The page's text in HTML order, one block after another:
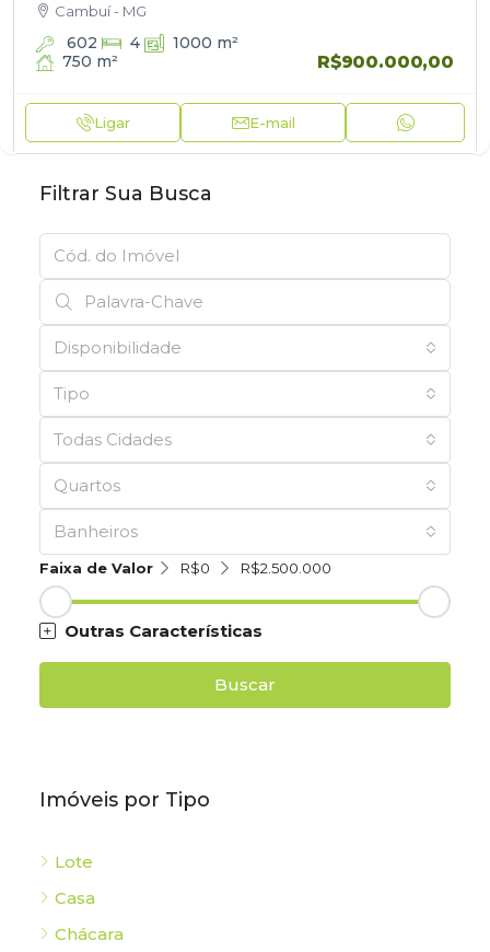
garagem…
Cambuí - MG
602 4 1000 m²
750 m² R$900.000,00
Ligar E-mail
Filtrar Sua Busca
Disponibilidade
Tipo
Todas Cidades
Quartos
Banheiros
Faixa de Valor R$0 R$2.500.000
Outras Características
Buscar
Imóveis por Tipo
Lote
Casa
Chácara